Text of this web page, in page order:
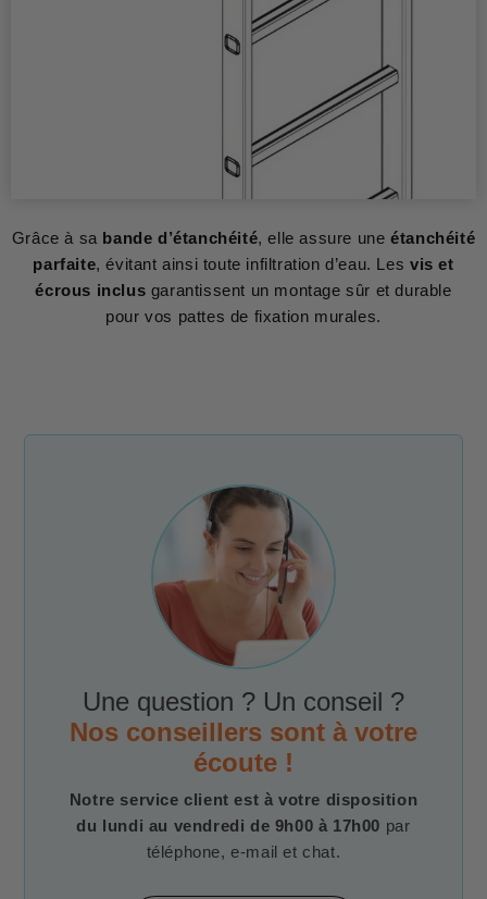
Grâce à sa bande d’étanchéité, elle assure uneétanchéité
parfaite, évitant ainsi toute infiltration d’eau. Les vis et
écrous inclus garantissent un montage sûr et durable
pour vos pattes de fixation murales.
Une question ? Un conseil ?
Nos conseillers sont à votre
écoute !
Notre service client est à votre disposition
du lundi au vendredi de 9h00 à 17h00 par
téléphone, e-mail et chat.